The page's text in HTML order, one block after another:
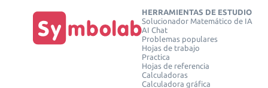
HERRAMIENTAS DE ESTUDIO
Solucionador Matemático de IA
AI Chat
Problemas populares
Hojas de trabajo
Practica
Hojas de referencia
Calculadoras
Calculadora gráfica